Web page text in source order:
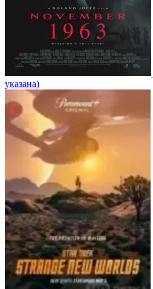
указана)